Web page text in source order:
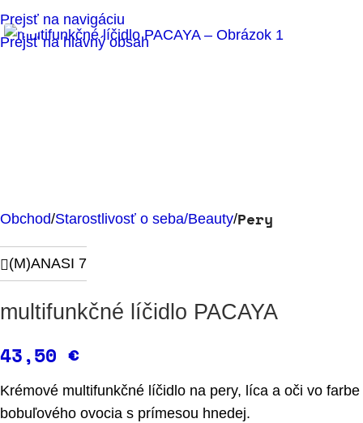
Prejsť na navigáciu
Prejsť na hlavný obsah
Klikni pre zväčšenie
Obchod Starostlivosť o seba/Beauty Pery
(M)ANASI 7
multifunkčné líčidlo PACAYA
43,50 €
Krémové multifunkčné líčidlo na pery, líca a oči vo farbe
bobuľového ovocia s prímesou hnedej.